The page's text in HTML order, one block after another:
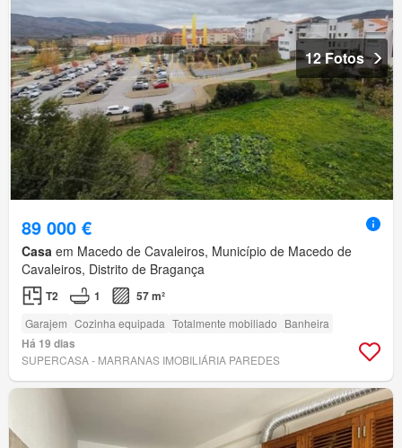
12 Fotos
89 000 €
Casa em Macedo de Cavaleiros, Município de Macedo de
Cavaleiros, Distrito de Bragança
T2 1 57 m²
Garajem Cozinha equipada Totalmente mobiliado Banheira
Há 19 dias
SUPERCASA - MARRANAS IMOBILIÁRIA PAREDES